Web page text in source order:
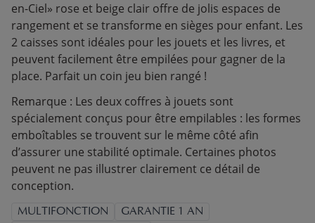
en-Ciel» rose et beige clair offre de jolis espaces de
rangement et se transforme en sièges pour enfant. Les
2 caisses sont idéales pour les jouets et les livres, et
peuvent facilement être empilées pour gagner de la
place. Parfait un coin jeu bien rangé !
Remarque : Les deux coffres à jouets sont
spécialement conçus pour être empilables : les formes
emboîtables se trouvent sur le même côté afin
d’assurer une stabilité optimale. Certaines photos
peuvent ne pas illustrer clairement ce détail de
conception.
MULTIFONCTION
GARANTIE 1 AN